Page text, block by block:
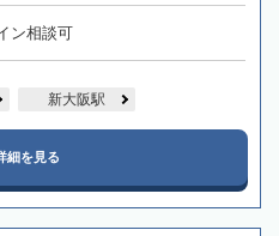
ン相談可
新大阪駅
細を見る